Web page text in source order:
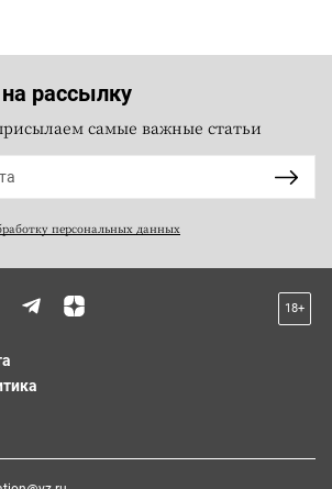
рассылку
самые важные статьи
персональных данных
18+